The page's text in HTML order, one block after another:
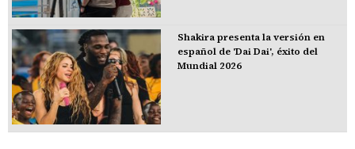
Shakira presenta la versión en
español de 'Dai Dai', éxito del
Mundial 2026